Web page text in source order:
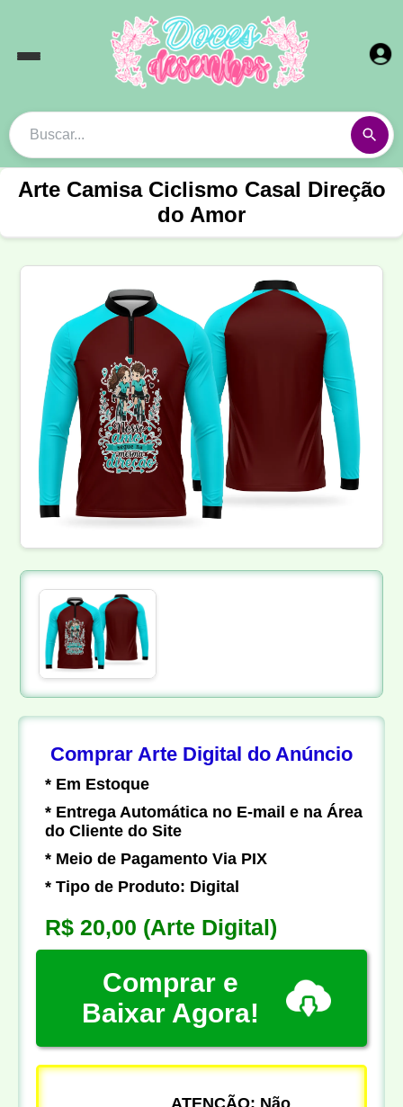
Arte Camisa Ciclismo Casal Direção
do Amor
Comprar Arte Digital do Anúncio
* Em Estoque
* Entrega Automática no E-mail e na Área
do Cliente do Site
* Meio de Pagamento Via PIX
* Tipo de Produto: Digital
R$ 20,00 (Arte Digital)
Comprar e
Baixar Agora!
ATENÇÃO: Não